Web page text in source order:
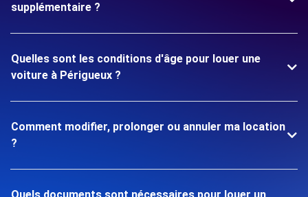
supplémentaire ?
Quelles sont les conditions d'âge pour louer une
voiture à Périgueux ?
Comment modifier, prolonger ou annuler ma location
?